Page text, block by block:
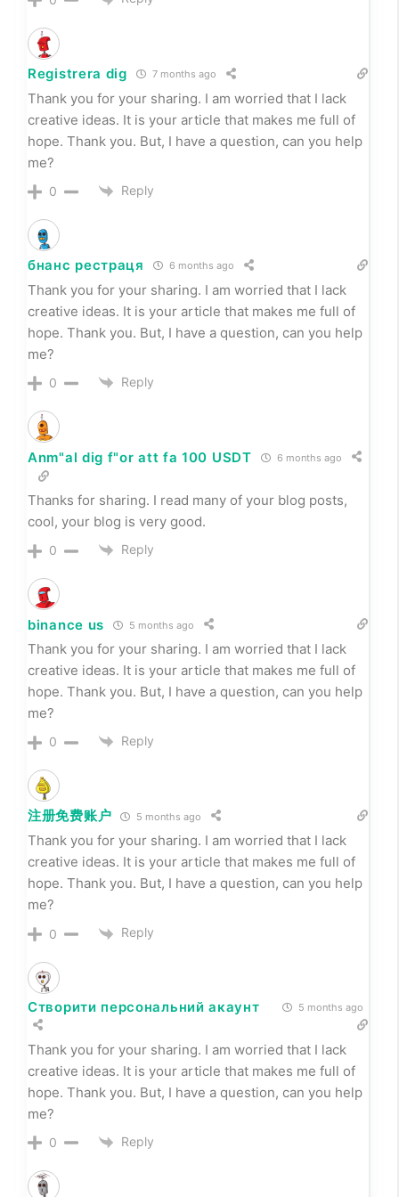
Registrera dig 7 months ago
Thank you for your sharing. I am worried that I lack
creative ideas. It is your article that makes me full of
hope. Thank you. But, I have a question, can you help
me?
0 Reply
бнанс рестраця 6 months ago
Thank you for your sharing. I am worried that I lack
creative ideas. It is your article that makes me full of
hope. Thank you. But, I have a question, can you help
me?
0 Reply
Anm"al dig f"or att fa 100 USDT 6 months ago
Thanks for sharing. I read many of your blog posts,
cool, your blog is very good.
0 Reply
binance us 5 months ago
Thank you for your sharing. I am worried that I lack
creative ideas. It is your article that makes me full of
hope. Thank you. But, I have a question, can you help
me?
0 Reply
注册免费账户 5 months ago
Thank you for your sharing. I am worried that I lack
creative ideas. It is your article that makes me full of
hope. Thank you. But, I have a question, can you help
me?
0 Reply
Створити персональний акаунт 5 months ago
Thank you for your sharing. I am worried that I lack
creative ideas. It is your article that makes me full of
hope. Thank you. But, I have a question, can you help
me?
0 Reply